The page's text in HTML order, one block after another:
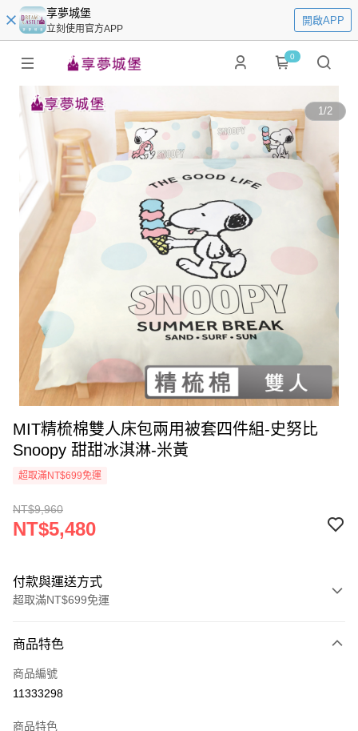
享夢城堡
立刻使用官方APP
開啟APP
0
1/2
MIT精梳棉雙人床包兩用被套四件組-史努比
Snoopy 甜甜冰淇淋-米黃
超取滿NT$699免運
NT$9,960
NT$5,480
付款與運送方式
超取滿NT$699免運
信用卡一次付款
超商取貨付款
商品特色
商品編號
11333298
商品特色